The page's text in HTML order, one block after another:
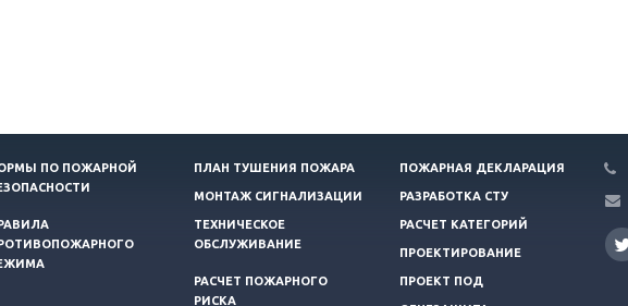
ПО ПОЖАРНОЙ
ПЛАН ТУШЕНИЯ ПОЖАРА ПОЖАРНАЯ ДЕКЛАРАЦИЯ
МОНТАЖ СИГНАЛИЗАЦИИ РАЗРАБОТКА СТУ
ТЕХНИЧЕСКОЕ
ОБСЛУЖИВАНИЕ
РАСЧЕТ КАТЕГОРИЙ
ПРОЕКТИРОВАНИЕ
РАСЧЕТ ПОЖАРНОГО
РИСКА
ПРОЕКТ ПОД